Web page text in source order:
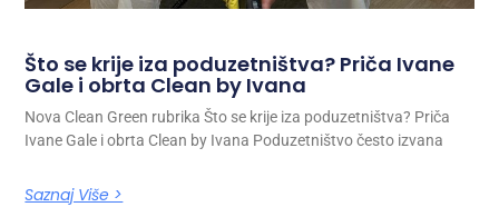
Što se krije iza poduzetništva? Priča Ivane
Gale i obrta Clean by Ivana
Nova Clean Green rubrika Što se krije iza poduzetništva? Priča
Ivane Gale i obrta Clean by Ivana Poduzetništvo često izvana
Saznaj Više >